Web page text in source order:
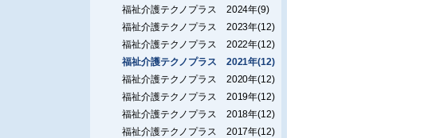
福祉介護テクノプラス 2024年(9)
福祉介護テクノプラス 2023年(12)
福祉介護テクノプラス 2022年(12)
福祉介護テクノプラス 2021年(12)
福祉介護テクノプラス 2020年(12)
福祉介護テクノプラス 2019年(12)
福祉介護テクノプラス 2018年(12)
福祉介護テクノプラス 2017年(12)